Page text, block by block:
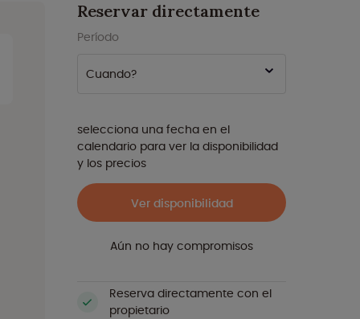
Reservar directamente
Período
Cuando?
selecciona una fecha en el
calendario para ver la disponibilidad
y los precios
Ver disponibilidad
Aún no hay compromisos
Reserva directamente con el
propietario